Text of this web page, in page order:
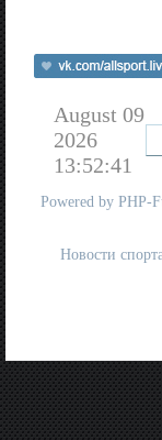
August 09
2026
13:52:41
Powered by PHP-
Новости